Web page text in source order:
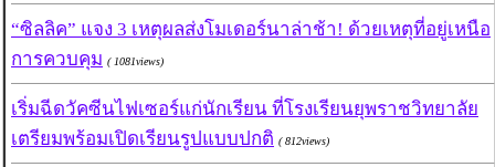
“ซิลลิค” แจง 3 เหตุผลส่งโมเดอร์นาล่าช้า! ด้วยเหตุที่อยู่เหนือ
การควบคุม ( 1081views)
เริ่มฉีดวัคซีนไฟเซอร์แก่นักเรียน ที่โรงเรียนยุพราชวิทยาลัย
เตรียมพร้อมเปิดเรียนรูปแบบปกติ ( 812views)